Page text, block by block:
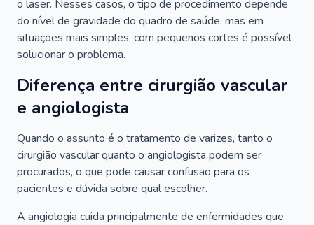
o laser. Nesses casos, o tipo de procedimento depende
do nível de gravidade do quadro de saúde, mas em
situações mais simples, com pequenos cortes é possível
solucionar o problema.
Diferença entre cirurgião vascular
e angiologista
Quando o assunto é o tratamento de varizes, tanto o
cirurgião vascular quanto o angiologista podem ser
procurados, o que pode causar confusão para os
pacientes e dúvida sobre qual escolher.
A angiologia cuida principalmente de enfermidades que